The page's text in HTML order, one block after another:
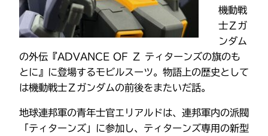
機動戦
士Ζガ
ンダム
の外伝『ADVANCE OF Ζ ティターンズの旗のも
とに』に登場するモビルスーツ。物語上の歴史として
は機動戦士Ｚガンダムの前後をまたいだ話。
地球連邦軍の青年士官エリアルドは、連邦軍内の派閥
「ティターンズ」に参加し、ティターンズ専用の新型